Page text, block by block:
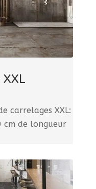
carrelages XXL:
cm de longueur